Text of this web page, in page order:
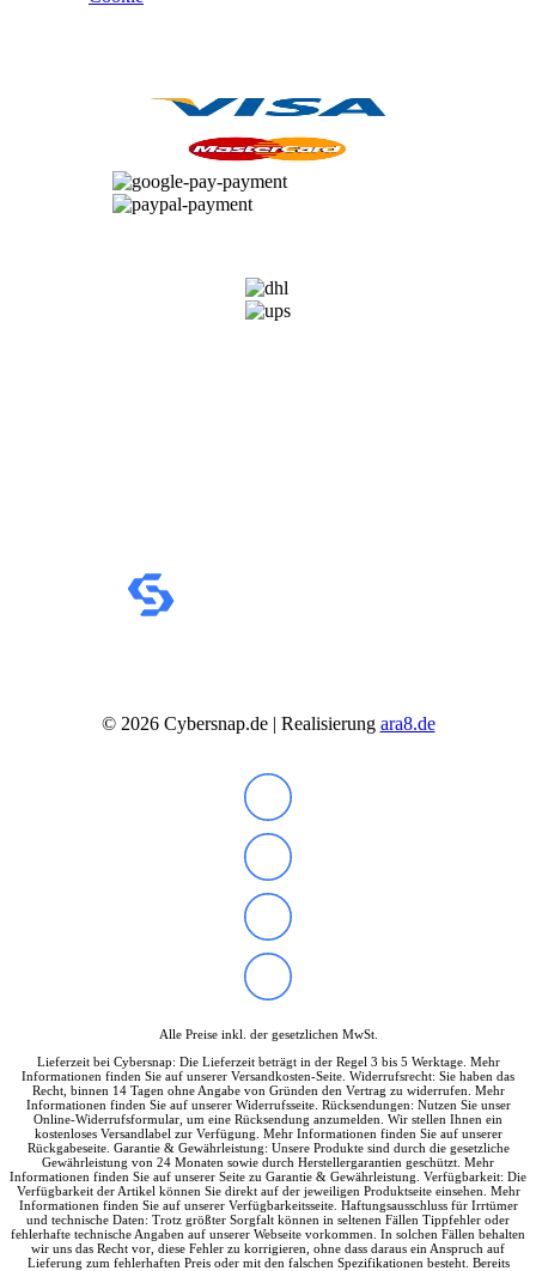
© 2026Cybersnap.de | Realisierung ara8.de
Alle Preise inkl. der gesetzlichen MwSt.
Lieferzeit bei Cybersnap: Die Lieferzeit beträgt in der Regel 3 bis 5 Werktage. Mehr
Informationen finden Sie auf unserer Versandkosten-Seite. Widerrufsrecht: Sie haben das
Recht, binnen 14 Tagen ohne Angabe von Gründen den Vertrag zu widerrufen. Mehr
Informationen finden Sie auf unserer Widerrufsseite. Rücksendungen: Nutzen Sie unser
Online-Widerrufsformular, um eine Rücksendung anzumelden. Wir stellen Ihnen ein
kostenloses Versandlabel zur Verfügung. Mehr Informationen finden Sie auf unserer
Rückgabeseite. Garantie & Gewährleistung: Unsere Produkte sind durch die gesetzliche
Gewährleistung von 24 Monaten sowie durch Herstellergarantien geschützt. Mehr
Informationen finden Sie auf unserer Seite zu Garantie & Gewährleistung. Verfügbarkeit: Die
Verfügbarkeit der Artikel können Sie direkt auf der jeweiligen Produktseite einsehen. Mehr
Informationen finden Sie auf unserer Verfügbarkeitsseite. Haftungsausschluss für Irrtümer
und technische Daten: Trotz größter Sorgfalt können in seltenen Fällen Tippfehler oder
fehlerhafte technische Angaben auf unserer Webseite vorkommen. In solchen Fällen behalten
wir uns das Recht vor, diese Fehler zu korrigieren, ohne dass daraus ein Anspruch auf
Lieferung zum fehlerhaften Preis oder mit den falschen Spezifikationen besteht. Bereits